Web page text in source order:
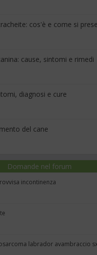
cos'è e come si
cause, sintomi e rimedi
diagnosi e cure
del cane
Domande nel forum
incontinenza
labrador avambraccio